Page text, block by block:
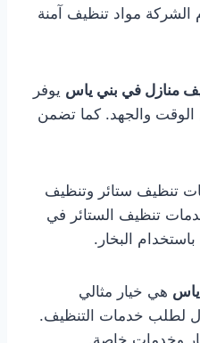
الشركة مواد تنظيف آمنة
منازل في بني ياس يوفر
الوقت والجهد. كما تضمن
تنظيف ستائر وتنظيف
تنظيف الستائر في
البخار.
هي خيار مثالي
لطلب خدمات التنظيف.